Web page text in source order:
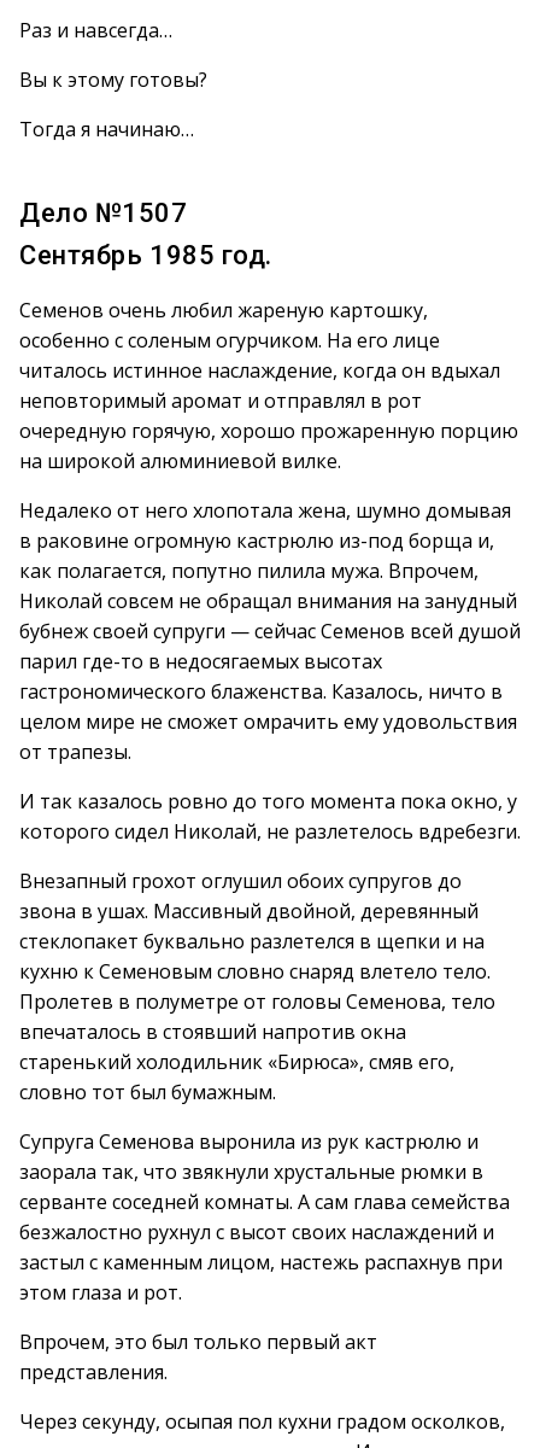
Раз и навсегда…
Вы к этому готовы?
Тогда я начинаю…
Дело №1507
Сентябрь 1985 год.
Семенов очень любил жареную картошку,
особенно с соленым огурчиком. На его лице
читалось истинное наслаждение, когда он вдыхал
неповторимый аромат и отправлял в рот
очередную горячую, хорошо прожаренную порцию
на широкой алюминиевой вилке.
Недалеко от него хлопотала жена, шумно домывая
в раковине огромную кастрюлю из-под борща и,
как полагается, попутно пилила мужа. Впрочем,
Николай совсем не обращал внимания на занудный
бубнеж своей супруги — сейчас Семенов всей душой
парил где-то в недосягаемых высотах
гастрономического блаженства. Казалось, ничто в
целом мире не сможет омрачить ему удовольствия
от трапезы.
И так казалось ровно до того момента пока окно, у
которого сидел Николай, не разлетелось вдребезги.
Внезапный грохот оглушил обоих супругов до
звона в ушах. Массивный двойной, деревянный
стеклопакет буквально разлетелся в щепки и на
кухню к Семеновым словно снаряд влетело тело.
Пролетев в полуметре от головы Семенова, тело
впечаталось в стоявший напротив окна
старенький холодильник «Бирюса», смяв его,
словно тот был бумажным.
Супруга Семенова выронила из рук кастрюлю и
заорала так, что звякнули хрустальные рюмки в
серванте соседней комнаты. А сам глава семейства
безжалостно рухнул с высот своих наслаждений и
застыл с каменным лицом, настежь распахнув при
этом глаза и рот.
Впрочем, это был только первый акт
представления.
Через секунду, осыпая пол кухни градом осколков,